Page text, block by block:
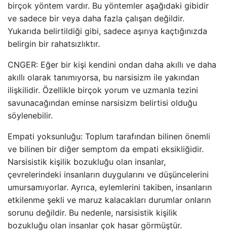
birçok yöntem vardır. Bu yöntemler aşağıdaki gibidir
ve sadece bir veya daha fazla çalışan değildir.
Yukarıda belirtildiği gibi, sadece aşırıya kaçtığınızda
belirgin bir rahatsızlıktır.
CNGER: Eğer bir kişi kendini ondan daha akıllı ve daha
akıllı olarak tanımıyorsa, bu narsisizm ile yakından
ilişkilidir. Özellikle birçok yorum ve uzmanla tezini
savunacağından eminse narsisizm belirtisi olduğu
söylenebilir.
Empati yoksunluğu: Toplum tarafından bilinen önemli
ve bilinen bir diğer semptom da empati eksikliğidir.
Narsisistik kişilik bozukluğu olan insanlar,
çevrelerindeki insanların duygularını ve düşüncelerini
umursamıyorlar. Ayrıca, eylemlerini takiben, insanların
etkilenme şekli ve maruz kalacakları durumlar onların
sorunu değildir. Bu nedenle, narsisistik kişilik
bozukluğu olan insanlar çok hasar görmüştür.